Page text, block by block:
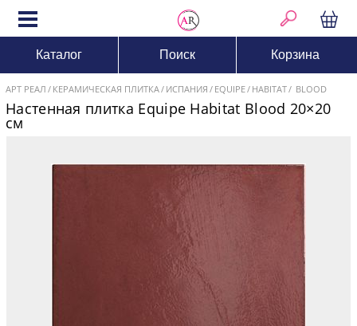
Каталог Поиск Корзина
АРТ РЕАЛ КЕРАМИЧЕСКАЯ ПЛИТКА ИСПАНИЯ EQUIPE HABITAT BLOOD
Настенная плитка Equipe Habitat Blood 20×20
см